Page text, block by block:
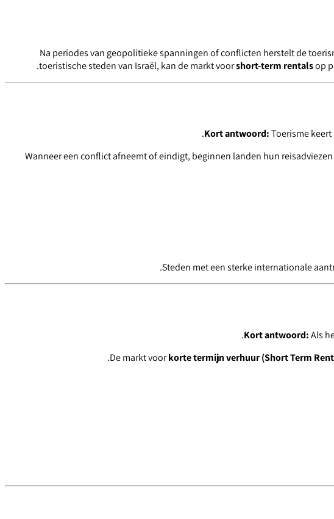
Na periodes van geopolitieke spanningen of conflicten herstelt de
toeristische steden van Israël, kan de markt voorshort-term rentalsop
Kort antwoord:Toerisme
Wanneer een conflict afneemt of eindigt, beginnen landen hun
Steden met een sterke internationale
Kort antwoord:Als
De markt voorkorte termijn verhuur (Short Term